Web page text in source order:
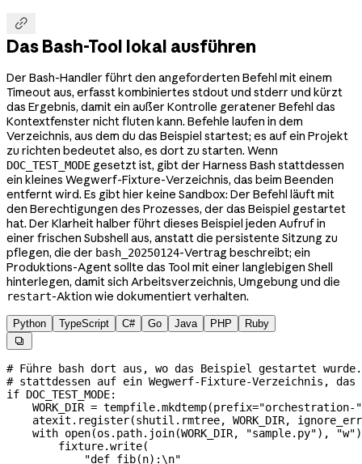

Das Bash-Tool lokal ausführen
Der Bash-Handler führt den angeforderten Befehl mit einem
Timeout aus, erfasst kombiniertes stdout und stderr und kürzt
das Ergebnis, damit ein außer Kontrolle geratener Befehl das
Kontextfenster nicht fluten kann. Befehle laufen in dem
Verzeichnis, aus dem du das Beispiel startest; es auf ein Projekt
zu richten bedeutet also, es dort zu starten. Wenn
DOC_TEST_MODE gesetzt ist, gibt der Harness Bash stattdessen
ein kleines Wegwerf-Fixture-Verzeichnis, das beim Beenden
entfernt wird. Es gibt hier keine Sandbox: Der Befehl läuft mit
den Berechtigungen des Prozesses, der das Beispiel gestartet
hat. Der Klarheit halber führt dieses Beispiel jeden Aufruf in
einer frischen Subshell aus, anstatt die persistente Sitzung zu
pflegen, die der bash_20250124-Vertrag beschreibt; ein
Produktions-Agent sollte das Tool mit einer langlebigen Shell
hinterlegen, damit sich Arbeitsverzeichnis, Umgebung und die
restart-Aktion wie dokumentiert verhalten.
Python TypeScript C# Go Java PHP Ruby

# Führe bash dort aus, wo das Beispiel gestartet wurde.
# stattdessen auf ein Wegwerf-Fixture-Verzeichnis, das
if DOC_TEST_MODE:
    WORK_DIR
= tempfile.mkdtemp(prefix="orchestration-"
    atexit.register(shutil.rmtree,
WORK_DIR,
    with
open(os.path.join(WORK_DIR, "sample.py"), "w"
        fixture.write(
            "def fib(n):
\n"